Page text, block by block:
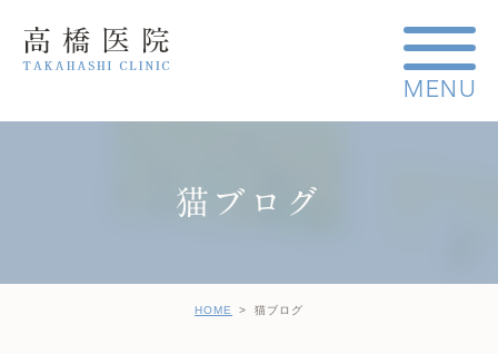
猫ブログ
HOME 猫ブログ